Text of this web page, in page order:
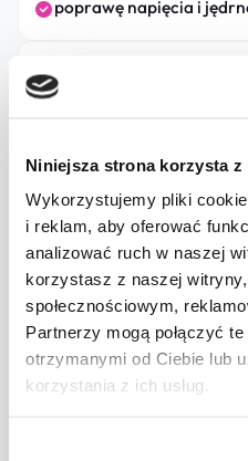
Niniejsza strona korzysta
Wykorzystujemy pliki
i reklam, aby oferować
analizować ruch w naszej
korzystasz z naszej
społecznościowym,
Partnerzy mogą połączyć
otrzymanymi od Ciebie lub
korzystania z ich usług.
poprawę napięcia i
poprawę gęstości i
horyzoncie czasowym
W większości protokołów
sesje) wykonywanych w
Tropokolagen w